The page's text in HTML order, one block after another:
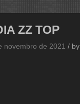
ZZ TOP
novembro de 2021 / by